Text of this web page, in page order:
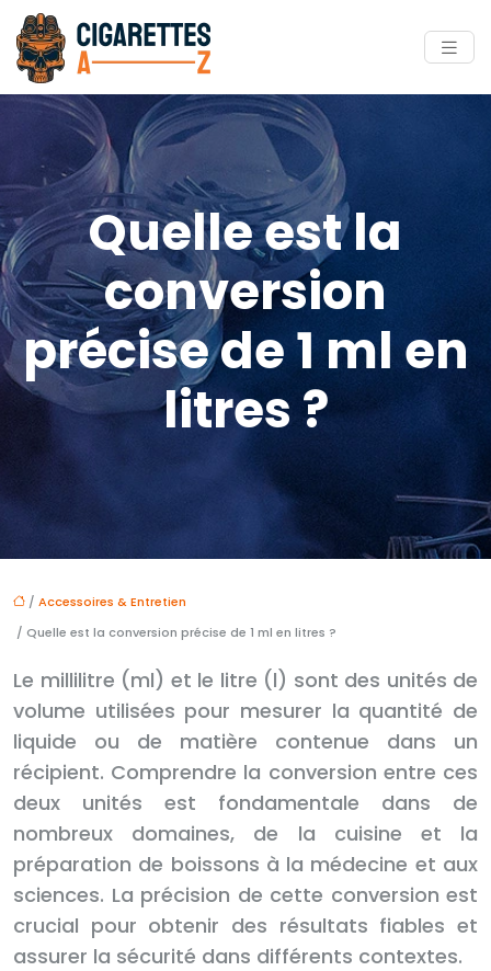
Quelle est la
conversion
précise de 1 ml en
litres ?
/ Accessoires & Entretien
/ Quelle est la conversion précise de 1 ml en litres ?
Le millilitre (ml) et le litre (l) sont des unités de
volume utilisées pour mesurer la quantité de
liquide ou de matière contenue dans un
récipient. Comprendre la conversion entre ces
deux unités est fondamentale dans de
nombreux domaines, de la cuisine et la
préparation de boissons à la médecine et aux
sciences. La précision de cette conversion est
crucial pour obtenir des résultats fiables et
assurer la sécurité dans différents contextes.